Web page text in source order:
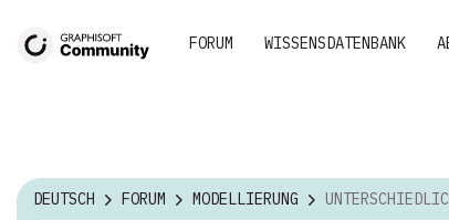
FORUM WISSENSDATENBANK
DEUTSCH FORUM MODELLIERUNG UNTERSCHIEDLICHE